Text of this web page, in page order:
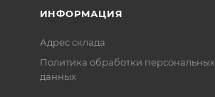
ИНФОРМАЦИЯ
Адрес склада
Политика обработки персональных
данных